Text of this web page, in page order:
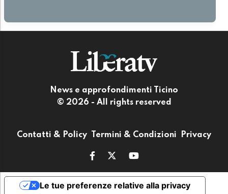
News e approfondimenti Ticino
© 2026 - All rights reserved
Contatti & Policy Termini & Condizioni Privacy
Le tue preferenze relative alla privacy